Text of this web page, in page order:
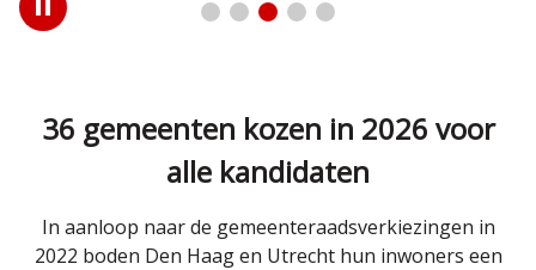
Play
/
36 gemeenten kozen in 2026 voor
alle kandidaten
In aanloop naar de gemeenteraadsverkiezingen in
2022 boden Den Haag en Utrecht hun inwoners een